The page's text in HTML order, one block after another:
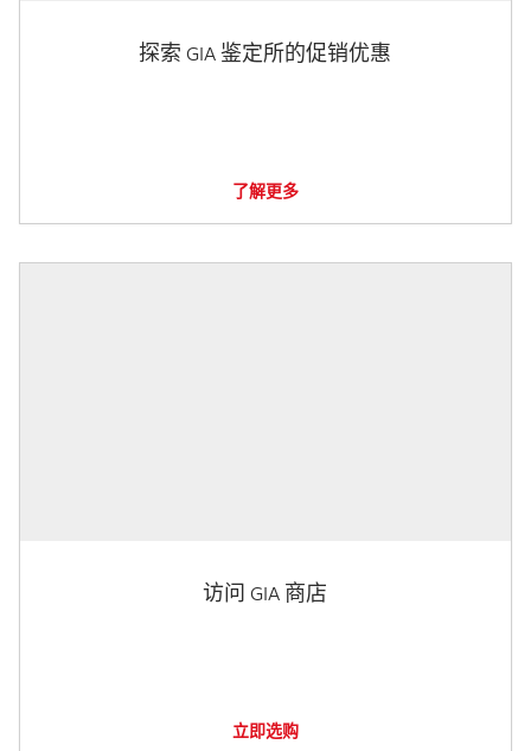
探索 GIA 鉴定所的促销优惠
了解更多
访问 GIA 商店
立即选购